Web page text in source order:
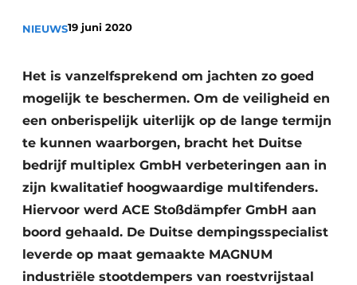
NIEUWS19 juni 2020
Het is vanzelfsprekend om jachten zo goed
mogelijk te beschermen. Om de veiligheid en
een onberispelijk uiterlijk op de lange termijn
te kunnen waarborgen, bracht het Duitse
bedrijf multiplex GmbH verbeteringen aan in
zijn kwalitatief hoogwaardige multifenders.
Hiervoor werd ACE Stoßdämpfer GmbH aan
boord gehaald. De Duitse dempingsspecialist
leverde op maat gemaakte MAGNUM
industriële stootdempers van roestvrijstaal